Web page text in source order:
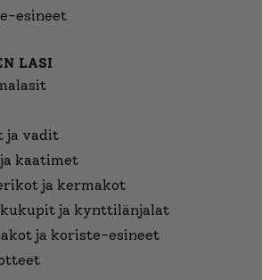
esineet
LASI
ja vadit
kaatimet
ja kermakot
ja kynttilänjalat
ja koriste-esineet